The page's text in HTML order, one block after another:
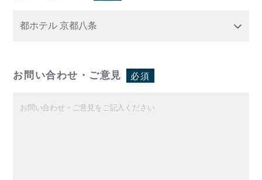
お問い合わせ・ご意見 必須